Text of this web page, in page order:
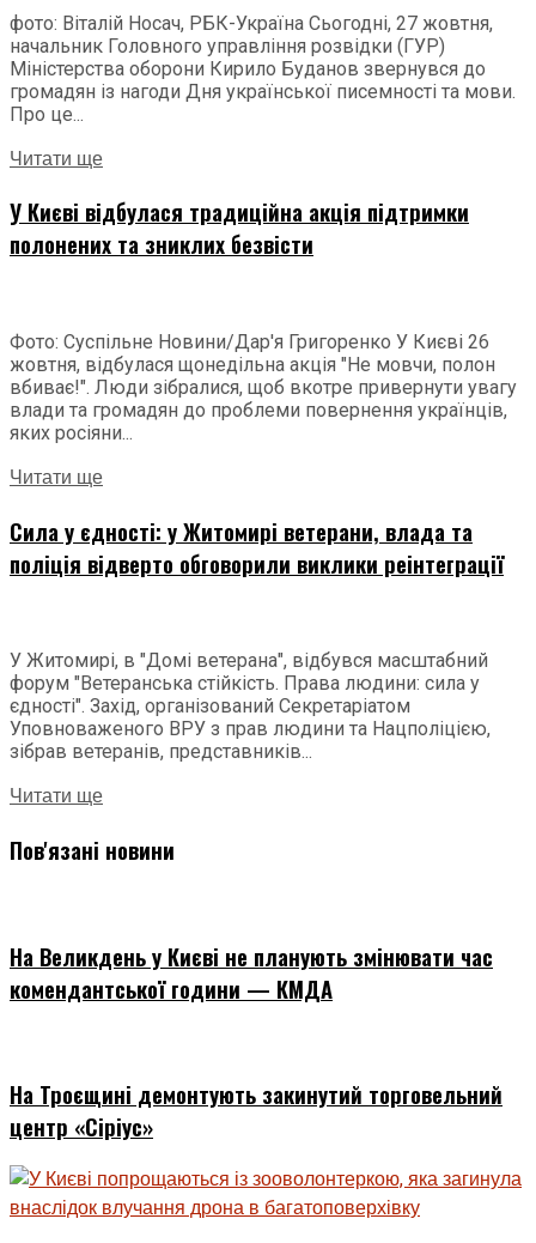
фото: Віталій Носач, РБК-Україна Сьогодні, 27 жовтня,
начальник Головного управління розвідки (ГУР)
Міністерства оборони Кирило Буданов звернувся до
громадян із нагоди Дня української писемності та мови.
Про це...
Читати ще
У Києві відбулася традиційна акція підтримки
полонених та зниклих безвісти
Фото: Суспільне Новини/Дар'я Григоренко У Києві 26
жовтня, відбулася щонедільна акція "Не мовчи, полон
вбиває!". Люди зібралися, щоб вкотре привернути увагу
влади та громадян до проблеми повернення українців,
яких росіяни...
Читати ще
Сила у єдності: у Житомирі ветерани, влада та
поліція відверто обговорили виклики реінтеграції
У Житомирі, в "Домі ветерана", відбувся масштабний
форум "Ветеранська стійкість. Права людини: сила у
єдності". Захід, організований Секретаріатом
Уповноваженого ВРУ з прав людини та Нацполіцією,
зібрав ветеранів, представників...
Читати ще
Пов'язані новини
На Великдень у Києві не планують змінювати час
комендантської години — КМДА
На Троєщині демонтують закинутий торговельний
центр «Сіріус»